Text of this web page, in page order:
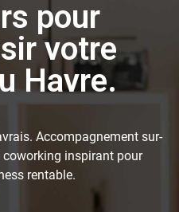
pour
votre
Havre.
Accompagnement sur-
coworking inspirant pour
rentable.